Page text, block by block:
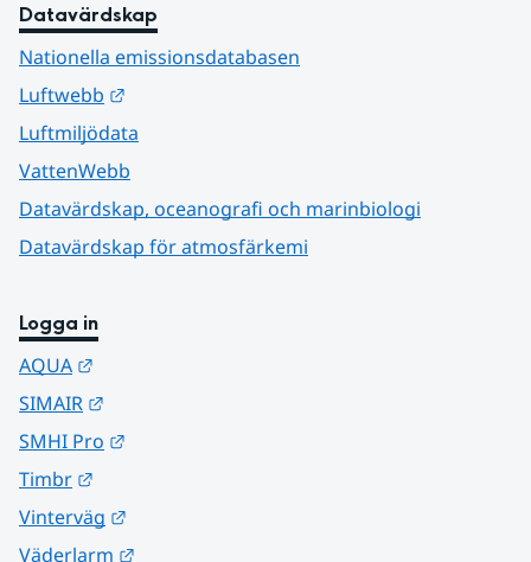
Datavärdskap
Nationella emissionsdatabasen
Luftwebb
Luftmiljödata
VattenWebb
Datavärdskap, oceanografi och marinbiologi
Datavärdskap för atmosfärkemi
Logga in
AQUA
SIMAIR
SMHI Pro
Timbr
Vinterväg
Väderlarm